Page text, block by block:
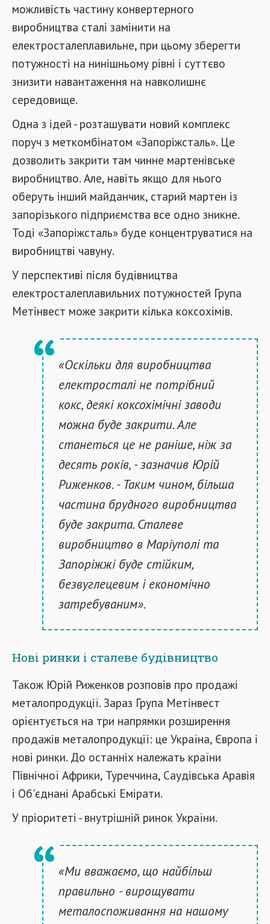
можливість частину конвертерного
виробництва сталі замінити на
електросталеплавильне, при цьому зберегти
потужності на нинішньому рівні і суттєво
знизити навантаження на навколишнє
середовище.
Одна з ідей - розташувати новий комплекс
поруч з меткомбінатом «Запоріжсталь». Це
дозволить закрити там чинне мартенівське
виробництво. Але, навіть якщо для нього
оберуть інший майданчик, старий мартен із
запорізького підприємства все одно зникне.
Тоді «Запоріжсталь» буде концентруватися на
виробництві чавуну.
У перспективі після будівництва
електросталеплавильних потужностей Група
Метінвест може закрити кілька коксохімів.
«Оскільки для виробництва
електросталі не потрібний
кокс, деякі коксохімічні заводи
можна буде закрити. Але
станеться це не раніше, ніж за
десять років, - зазначив Юрій
Риженков. - Таким чином, більша
частина брудного виробництва
буде закрита. Сталеве
виробництво в Маріуполі та
Запоріжжі буде стійким,
безвуглецевим і економічно
затребуваним».
Нові ринки і сталеве будівництво
Також Юрій Риженков розповів про продажі
металопродукції. Зараз Група Метінвест
орієнтується на три напрямки розширення
продажів металопродукції: це Україна, Європа і
нові ринки. До останніх належать країни
Північної Африки, Туреччина, Саудівська Аравія
і Об'єднані Арабські Емірати.
У пріоритеті - внутрішній ринок України.
«Ми вважаємо, що найбільш
правильно - вирощувати
металоспоживання на нашому